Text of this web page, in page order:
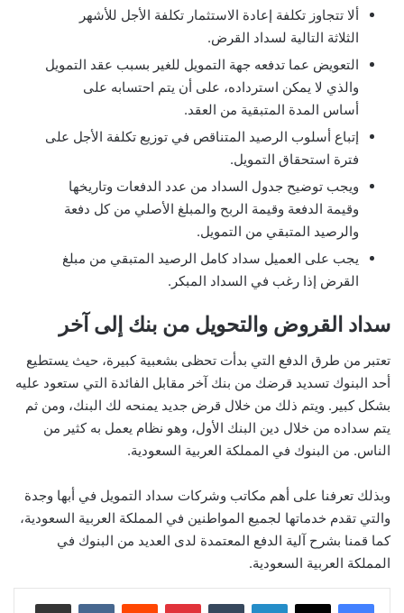
ألا تتجاوز تكلفة إعادة الاستثمار تكلفة الأجل للأشهر
الثلاثة التالية لسداد القرض.
التعويض عما تدفعه جهة التمويل للغير بسبب عقد التمويل
والذي لا يمكن استرداده، على أن يتم احتسابه على
أساس المدة المتبقية من العقد.
إتباع أسلوب الرصيد المتناقص في توزيع تكلفة الأجل على
فترة استحقاق التمويل.
ويجب توضيح جدول السداد من عدد الدفعات وتاريخها
وقيمة الدفعة وقيمة الربح والمبلغ الأصلي من كل دفعة
والرصيد المتبقي من التمويل.
يجب على العميل سداد كامل الرصيد المتبقي من مبلغ
القرض إذا رغب في السداد المبكر.
سداد القروض والتحويل من بنك إلى آخر
تعتبر من طرق الدفع التي بدأت تحظى بشعبية كبيرة، حيث يستطيع
أحد البنوك تسديد قرضك من بنك آخر مقابل الفائدة التي ستعود عليه
بشكل كبير. ويتم ذلك من خلال قرض جديد يمنحه لك البنك، ومن ثم
يتم سداده من خلال دين البنك الأول، وهو نظام يعمل به كثير من
الناس. من البنوك في المملكة العربية السعودية.
وبذلك تعرفنا على أهم مكاتب وشركات سداد التمويل في أبها وجدة
والتي تقدم خدماتها لجميع المواطنين في المملكة العربية السعودية،
كما قمنا بشرح آلية الدفع المعتمدة لدى العديد من البنوك في
المملكة العربية السعودية.
لينكدإن بينتيريست مشاركة عبر البريد